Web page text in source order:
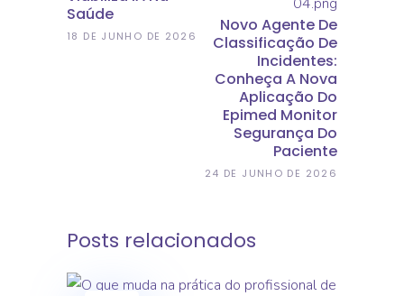
Saúde
18 DE JUNHO DE 2026
Novo Agente De
Classificação De
Incidentes:
Conheça A Nova
Aplicação Do
Epimed Monitor
Segurança Do
Paciente
24 DE JUNHO DE 2026
Posts relacionados